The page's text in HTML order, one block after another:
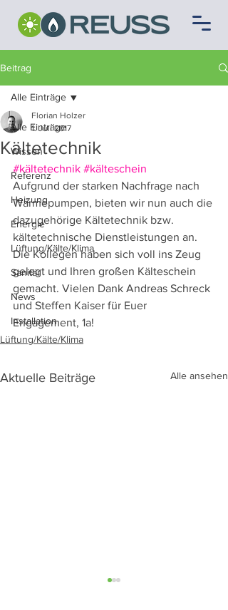
Beitrag
Alle Einträge
Wissen
Referenz
Heizung
Energie
Lüftung/Kälte/Klima
Sanitär
News
Installation
Alle Einträge
Kältetechnik
Florian Holzer
1. Juli 2017
#kältetechnik #kälteschein
Aufgrund der starken Nachfrage nach
Wärmepumpen, bieten wir nun auch die
dazugehörige Kältetechnik bzw.
kältetechnische Dienstleistungen an.
Die Kollegen haben sich voll ins Zeug
gelegt und Ihren großen Kälteschein
gemacht. Vielen Dank Andreas Schreck
und Steffen Kaiser für Euer
Engagement, 1a!
Lüftung/Kälte/Klima
Aktuelle Beiträge Alle ansehen